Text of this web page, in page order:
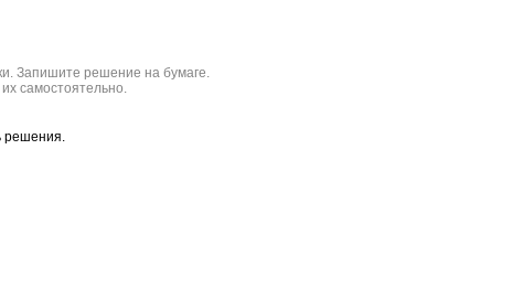
Запишите решение на бумаге.
самостоятельно.
решения.